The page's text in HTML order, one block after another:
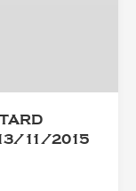
13/11/2015